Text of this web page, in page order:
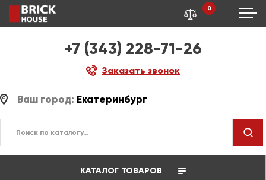
+7 (343) 228-71-26
Заказать звонок
0
Ваш город: Екатеринбург
КАТАЛОГ ТОВАРОВ